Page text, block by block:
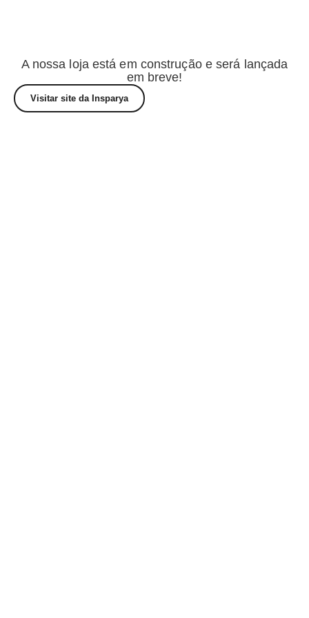
A nossa loja está em construção e será lançada
em breve!
Visitar site da Insparya